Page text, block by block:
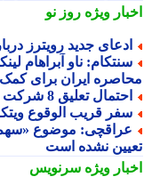
ویژهروز نو
جدید رویترز درباره
ایران برای کمک
تعلیق 8 شرکت بیمه ای
قریب الوقوع
موضوع «سهم
نشده است
ویژهسرنویس